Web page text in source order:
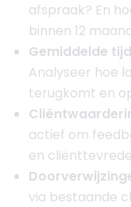
afspraak? En
binnen 12
Gemiddelde
Analyseer hoe
terugkomt en
actief om
en
via bestaande